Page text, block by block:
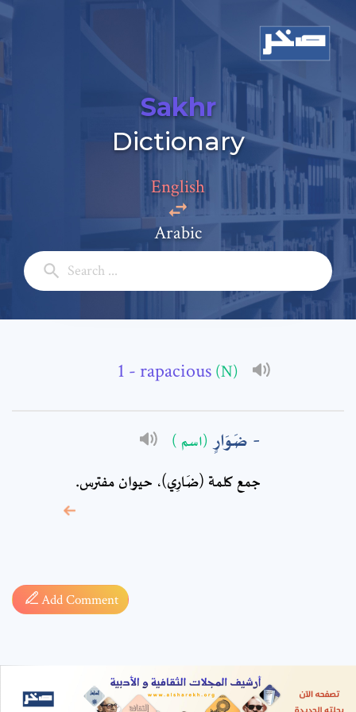
Sakhr
Dictionary
English
Arabic
- rapacious (N)
ضَوَارٍ (اسم )
جمع كلمة (ضَارِي)، حيوان مفترس.
Add Comment
Add a comment
Full Name: *
Subject: *
required fields